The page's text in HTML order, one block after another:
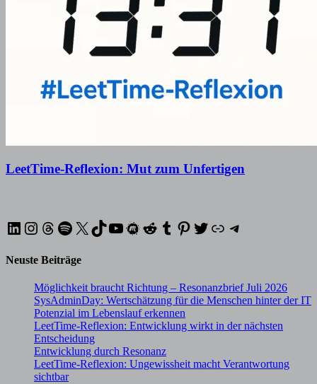
LeetTime-Reflexion: Mut zum Unfertigen
LinkedIn
Instagram
Threads
Spotify
X TikTok
YouTube
Meetup
Reddit
Tumblr
Pinterest
Twitter
XINGTelegram
Neuste Beiträge
Möglichkeit braucht Richtung – Resonanzbrief Juli 2026
SysAdminDay: Wertschätzung für die Menschen hinter der IT
Potenzial im Lebenslauf erkennen
LeetTime-Reflexion: Entwicklung wirkt in der nächsten
Entscheidung
Entwicklung durch Resonanz
LeetTime-Reflexion: Ungewissheit macht Verantwortung
sichtbar